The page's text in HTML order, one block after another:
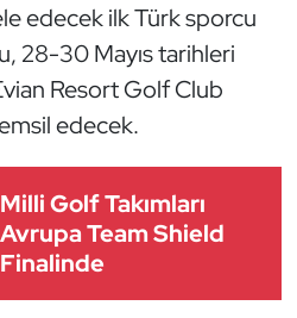
edecek ilk Türk sporcu
28-30 Mayıs tarihleri
Resort Golf Club
edecek.
Milli Golf Takımları
Avrupa Team Shield
Finalinde